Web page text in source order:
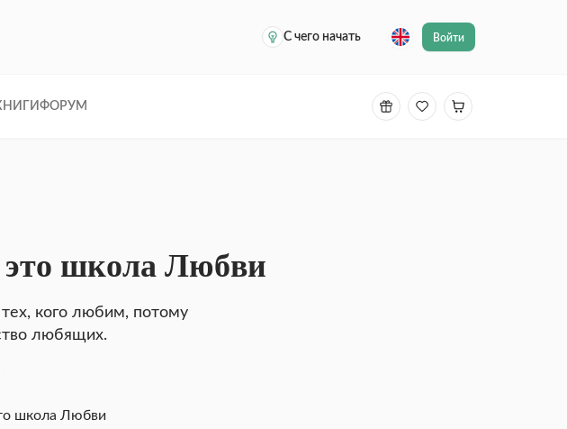
С чего начать
Войти
ФОРУМ
школа Любви
кого любим, потому
любя­щих.